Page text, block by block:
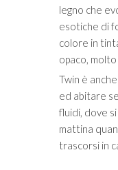
legno che
esotiche di
colore in
opaco,
Twin è
ed abitare
fluidi, dove
mattina
trascorsi in